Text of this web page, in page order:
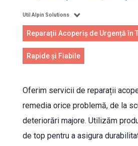
Util Alpin Solutions
Reparații Acoperiș de Urgență în
Rapide și Fiabile
Oferim servicii de reparații
remedia orice problemă, de la
deteriorări majore. Utilizăm
de top pentru a asigura